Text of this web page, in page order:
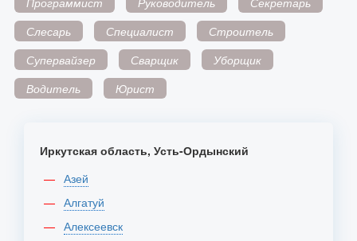
Слесарь
Специалист
Строитель
Супервайзер
Сварщик
Уборщик
Водитель
Юрист
Иркутская область, Усть-Ордынский
Азей
Алгатуй
Алексеевск